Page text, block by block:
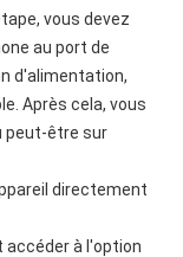
vous devez
au port de
d'alimentation,
Après cela, vous
peut-être sur
directement
accéder à l'option